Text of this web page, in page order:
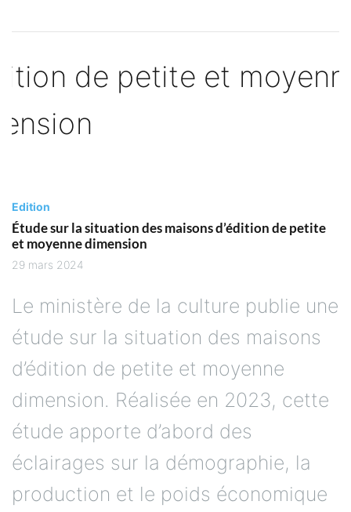
Edition
Étude sur la situation des maisons d’édition de petite
et moyenne dimension
29 mars 2024
Le ministère de la culture publie une
étude sur la situation des maisons
d’édition de petite et moyenne
dimension. Réalisée en 2023, cette
étude apporte d’abord des
éclairages sur la démographie, la
production et le poids économique